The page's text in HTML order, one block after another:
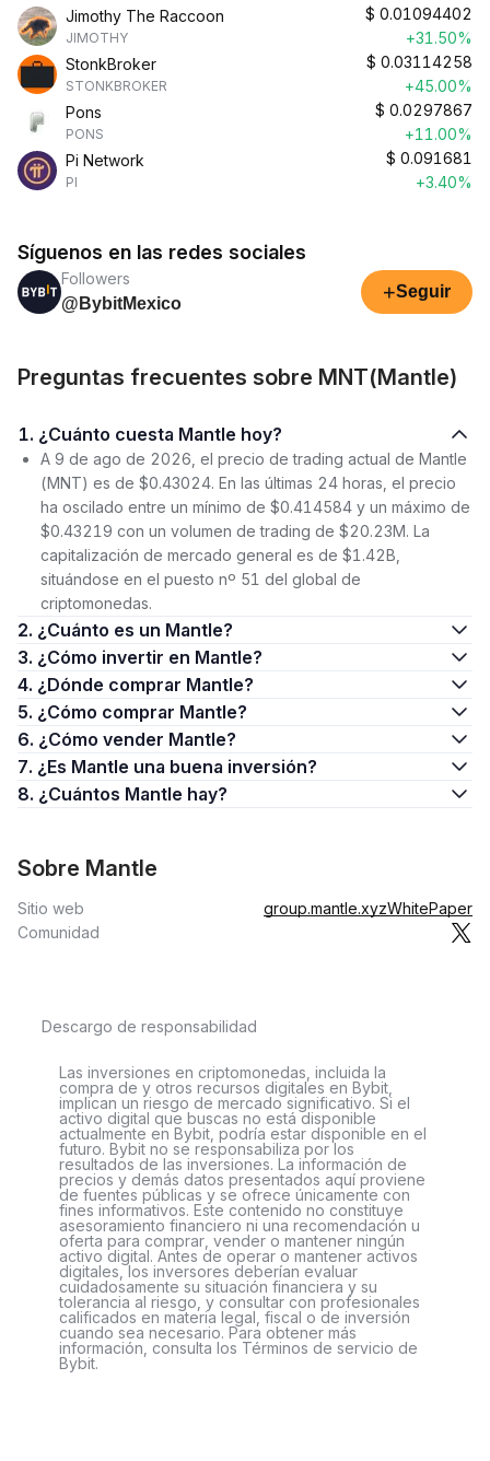
Jimothy The Raccoon
JIMOTHY
$ 0.01094402
+31.50%
StonkBroker
STONKBROKER
$ 0.03114258
+45.00%
Pons
PONS
$ 0.0297867
+11.00%
Pi Network
PI
$ 0.091681
+3.40%
Síguenos en las redes sociales
Followers
@BybitMexico
+Seguir
Preguntas frecuentes sobre MNT(Mantle)
1. ¿Cuánto cuesta Mantle hoy?
A 9 de ago de 2026, el precio de trading actual de Mantle
(MNT) es de $0.43024. En las últimas 24 horas, el precio
ha oscilado entre un mínimo de $0.414584 y un máximo de
$0.43219 con un volumen de trading de $20.23M. La
capitalización de mercado general es de $1.42B,
situándose en el puesto nº 51 del global de
criptomonedas.
2. ¿Cuánto es un Mantle?
3. ¿Cómo invertir en Mantle?
4. ¿Dónde comprar Mantle?
5. ¿Cómo comprar Mantle?
6. ¿Cómo vender Mantle?
7. ¿Es Mantle una buena inversión?
8. ¿Cuántos Mantle hay?
Sobre Mantle
Sitio web group.mantle.xyzWhitePaper
Comunidad
Descargo de responsabilidad
Las inversiones en criptomonedas, incluida la
compra de y otros recursos digitales en Bybit,
implican un riesgo de mercado significativo. Si el
activo digital que buscas no está disponible
actualmente en Bybit, podría estar disponible en el
futuro. Bybit no se responsabiliza por los
resultados de las inversiones. La información de
precios y demás datos presentados aquí proviene
de fuentes públicas y se ofrece únicamente con
fines informativos. Este contenido no constituye
asesoramiento financiero ni una recomendación u
oferta para comprar, vender o mantener ningún
activo digital. Antes de operar o mantener activos
digitales, los inversores deberían evaluar
cuidadosamente su situación financiera y su
tolerancia al riesgo, y consultar con profesionales
calificados en materia legal, fiscal o de inversión
cuando sea necesario. Para obtener más
información, consulta los Términos de servicio de
Bybit.